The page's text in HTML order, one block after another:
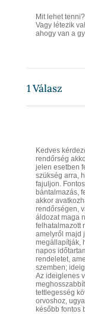
Mit lehet
Vagy létezik
ahogy van a
1Válasz
Kedves
rendőrség
jelen esetben
szükség arra,
fajuljon.
bántalmazás,
akkor
rendőrségen,
áldozat maga
felhatalmazott
amelyről majd
megállapítják,
napos
rendeletet,
szemben;
Az ideiglenes
tettlegesség
orvoshoz,
később fontos